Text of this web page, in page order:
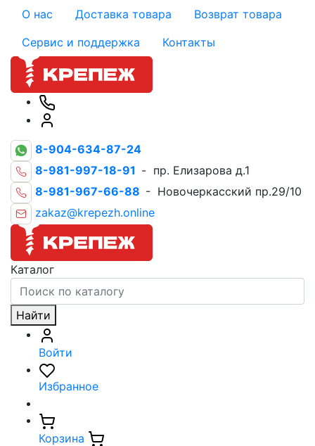
О нас Доставка товара
Возврат товара
Сервис и поддержка
Контакты
8-904-634-87-24
8-981-997-18-91 - пр. Елизарова д.1
8-981-967-66-88 - Новочеркасский пр.29/10
zakaz@krepezh.online
Каталог
Найти
Войти
Избранное
Корзина